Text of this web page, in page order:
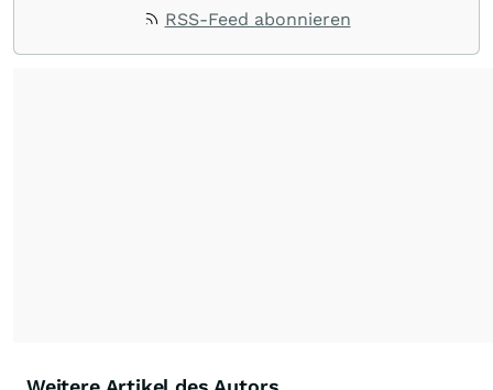
Rohstoffe oder Krypto – die Beiträge sind kurz,
RSS-Feed abonnieren